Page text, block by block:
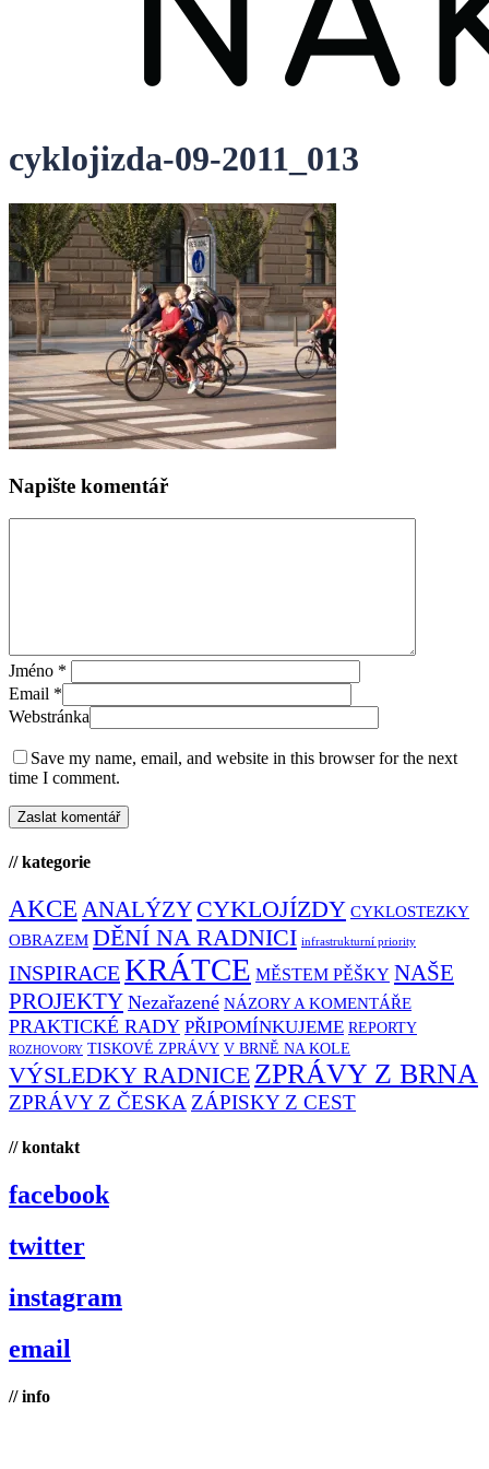
cyklojizda-09-2011_013
Napište komentář
Jméno *
Email *
Webstránka
Save my name, email, and website in this browser for the next
time I comment.
// kategorie
AKCE ANALÝZY CYKLOJÍZDY CYKLOSTEZKY
OBRAZEM DĚNÍ NA RADNICI infrastrukturní priority
INSPIRACEKRÁTCE MĚSTEM PĚŠKY NAŠE
PROJEKTY Nezařazené NÁZORY A KOMENTÁŘE
PRAKTICKÉ RADY PŘIPOMÍNKUJEME REPORTY
ROZHOVORY TISKOVÉ ZPRÁVY V BRNĚ NA KOLE
VÝSLEDKY RADNICE ZPRÁVY Z BRNA
ZPRÁVY Z ČESKA ZÁPISKY Z CEST
// kontakt
facebook
twitter
instagram
email
// info